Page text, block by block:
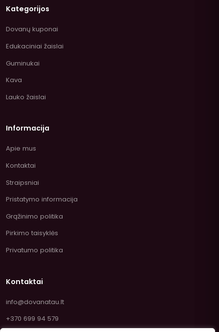
Kategorijos
Dovanų kuponai
Edukaciniai žaislai
Guminukai
Kava
Lauko žaislai
Informacija
Apie mus
Kontaktai
Straipsniai
Pristatymo informacija
Grąžinimo politika
Pirkimo taisyklės
Privatumo politika
Kontaktai
info@dovanatau.lt
+370 699 94 579